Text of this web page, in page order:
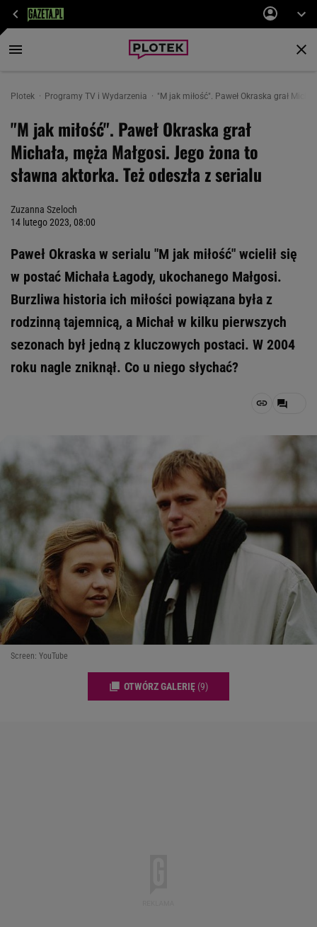
Plotek Programy TV i Wydarzenia "M jak miłość". Paweł Okraska grał
"M jak miłość". Paweł Okraska grał
Michała, męża Małgosi. Jego żona to
sławna aktorka. Też odeszła z serialu
Zuzanna Szeloch
14 lutego 2023, 08:00
Paweł Okraska w serialu "M jak miłość" wcielił się
w postać Michała Łagody, ukochanego Małgosi.
Burzliwa historia ich miłości powiązana była z
rodzinną tajemnicą, a Michał w kilku pierwszych
sezonach był jedną z kluczowych postaci. W 2004
roku nagle zniknął. Co u niego słychać?
Screen: YouTube
OTWÓRZ GALERIĘ (9)